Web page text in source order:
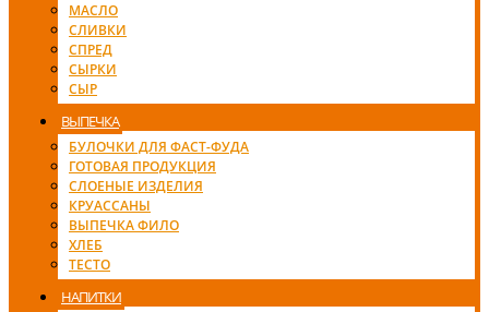
МАСЛО
СЛИВКИ
СПРЕД
СЫРКИ
СЫР
ВЫПЕЧКА
БУЛОЧКИ ДЛЯ ФАСТ-ФУДА
ГОТОВАЯ ПРОДУКЦИЯ
СЛОЕНЫЕ ИЗДЕЛИЯ
КРУАССАНЫ
ВЫПЕЧКА ФИЛО
ХЛЕБ
ТЕСТО
НАПИТКИ